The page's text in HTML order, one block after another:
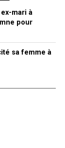
mari à
pour
sa femme à